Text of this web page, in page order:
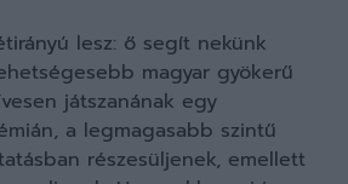
lesz: ő segít nekünk
magyar gyökerű
játszanának egy
a legmagasabb szintű
részesüljenek, emellett